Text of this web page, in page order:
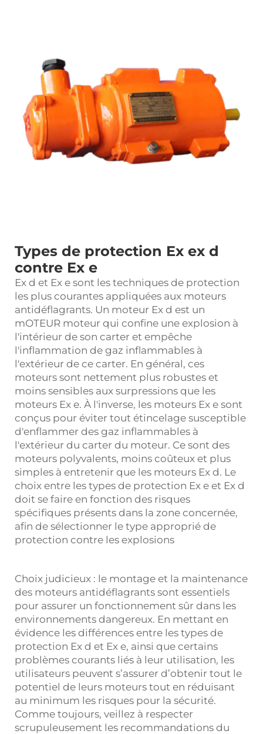
Types de protection Ex ex d
contre Ex e
Ex d et Ex e sont les techniques de protection
les plus courantes appliquées aux moteurs
antidéflagrants. Un moteur Ex d est un
mOTEUR moteur qui confine une explosion à
l'intérieur de son carter et empêche
l'inflammation de gaz inflammables à
l'extérieur de ce carter. En général, ces
moteurs sont nettement plus robustes et
moins sensibles aux surpressions que les
moteurs Ex e. À l'inverse, les moteurs Ex e sont
conçus pour éviter tout étincelage susceptible
d'enflammer des gaz inflammables à
l'extérieur du carter du moteur. Ce sont des
moteurs polyvalents, moins coûteux et plus
simples à entretenir que les moteurs Ex d. Le
choix entre les types de protection Ex e et Ex d
doit se faire en fonction des risques
spécifiques présents dans la zone concernée,
afin de sélectionner le type approprié de
protection contre les explosions
Choix judicieux : le montage et la maintenance
des moteurs antidéflagrants sont essentiels
pour assurer un fonctionnement sûr dans les
environnements dangereux. En mettant en
évidence les différences entre les types de
protection Ex d et Ex e, ainsi que certains
problèmes courants liés à leur utilisation, les
utilisateurs peuvent s’assurer d’obtenir tout le
potentiel de leurs moteurs tout en réduisant
au minimum les risques pour la sécurité.
Comme toujours, veillez à respecter
scrupuleusement les recommandations du